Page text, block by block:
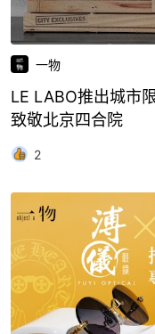
一物
LE LABO推出城市
致敬北京四合院
2